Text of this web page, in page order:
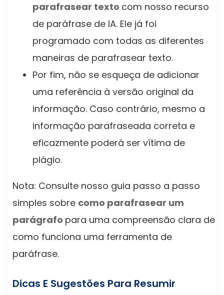
parafrasear texto com nosso recurso
de paráfrase de IA. Ele já foi
programado com todas as diferentes
maneiras de parafrasear texto.
Por fim, não se esqueça de adicionar
uma referência à versão original da
informação. Caso contrário, mesmo a
informação parafraseada correta e
eficazmente poderá ser vítima de
plágio.
Nota: Consulte nosso guia passo a passo
simples sobre como parafrasear um
parágrafo para uma compreensão clara de
como funciona uma ferramenta de
paráfrase.
Dicas E Sugestões Para Resumir